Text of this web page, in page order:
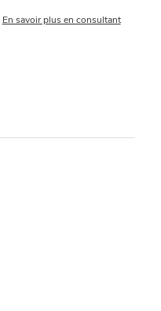
En savoir plus en consultant